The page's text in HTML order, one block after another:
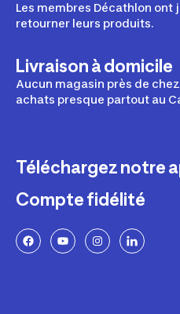
Les membres Décathlon ont
retourner leurs produits.
Livraison à domicile
Aucun magasin près de
achats presque partout au
Téléchargez notre
Compte fidélité